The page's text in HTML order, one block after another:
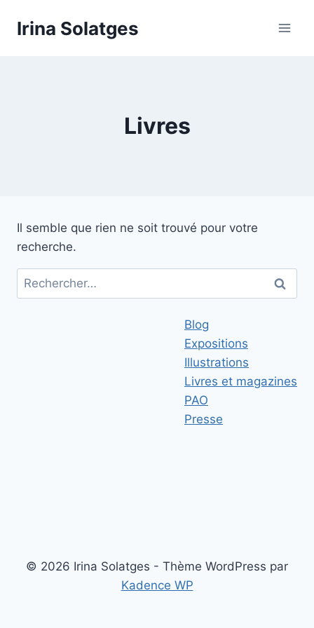
Irina Solatges
Livres
Il semble que rien ne soit trouvé pour votre
recherche.
Rechercher :
Blog
Expositions
Illustrations
Livres et magazines
PAO
Presse
© 2026 Irina Solatges - Thème WordPress par
Kadence WP